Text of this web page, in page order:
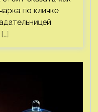
по кличке